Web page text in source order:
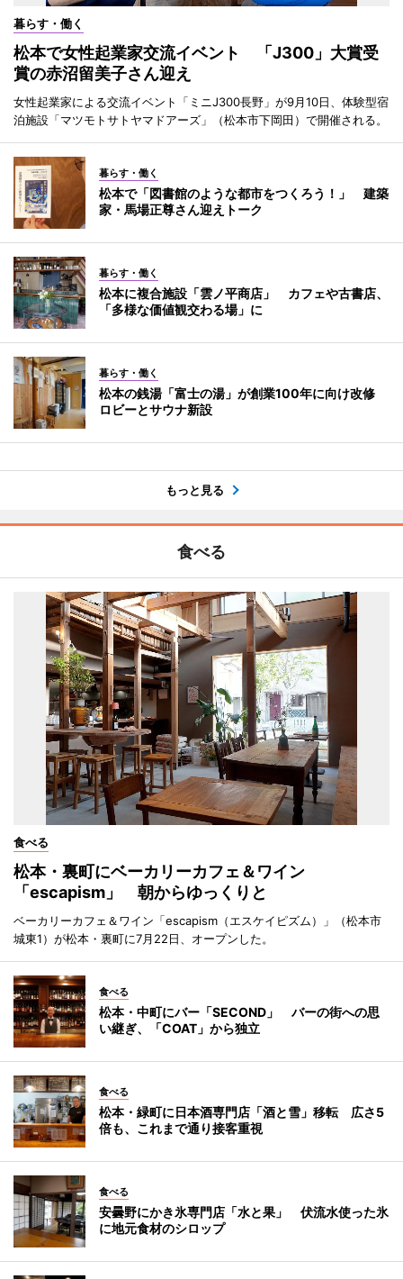
暮らす・働く
松本で女性起業家交流イベント 「J300」大賞受
賞の赤沼留美子さん迎え
女性起業家による交流イベント「ミニJ300長野」が9月10日、体験型宿
泊施設「マツモトサトヤマドアーズ」（松本市下岡田）で開催される。
暮らす・働く
松本で「図書館のような都市をつくろう！」 建築
家・馬場正尊さん迎えトーク
暮らす・働く
松本に複合施設「雲ノ平商店」 カフェや古書店、
「多様な価値観交わる場」に
暮らす・働く
松本の銭湯「富士の湯」が創業100年に向け改修
ロビーとサウナ新設
もっと見る
食べる
食べる
松本・裏町にベーカリーカフェ＆ワイン
「escapism」 朝からゆっくりと
ベーカリーカフェ＆ワイン「escapism（エスケイピズム）」（松本市
城東1）が松本・裏町に7月22日、オープンした。
食べる
松本・中町にバー「SECOND」 バーの街への思
い継ぎ、「COAT」から独立
食べる
松本・緑町に日本酒専門店「酒と雪」移転 広さ5
倍も、これまで通り接客重視
食べる
安曇野にかき氷専門店「水と果」 伏流水使った氷
に地元食材のシロップ